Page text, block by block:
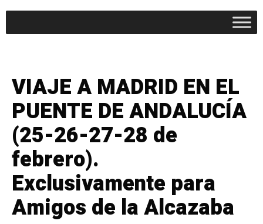
VIAJE A MADRID EN EL
PUENTE DE ANDALUCÍA
(25-26-27-28 de
febrero).
Exclusivamente para
Amigos de la Alcazaba